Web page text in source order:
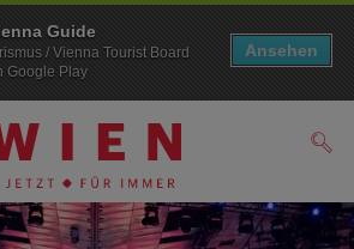
Guide
/ Vienna Tourist Board
Google Play
Ansehen